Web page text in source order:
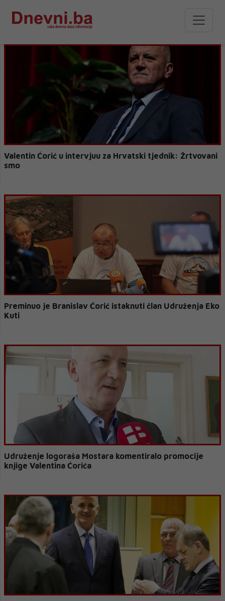
Valentin Ćorić u intervjuu za Hrvatski tjednik: Žrtvovani
smo
Preminuo je Branislav Ćorić istaknuti član Udruženja Eko
Kuti
Udruženje logoraša Mostara komentiralo promocije
knjige Valentina Ćorića